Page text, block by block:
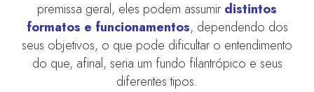
premissa geral, eles podem assumir distintos
formatos e funcionamentos, dependendo dos
seus objetivos, o que pode dificultar o entendimento
do que, afinal, seria um fundo filantrópico e seus
diferentes tipos.